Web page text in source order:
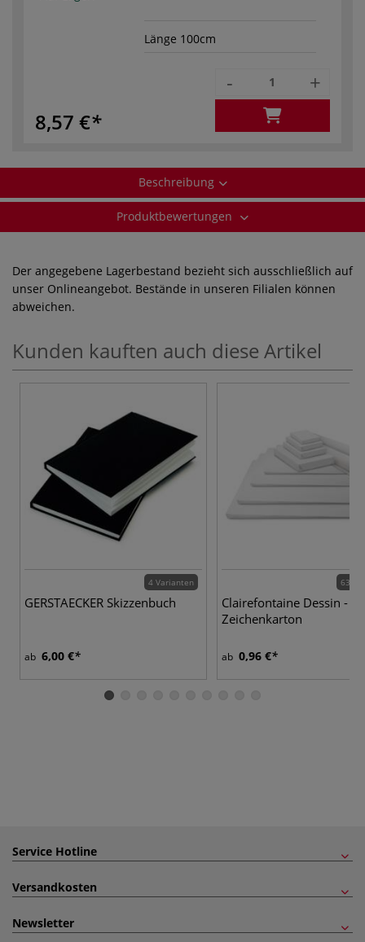
Länge 100cm
8,57 €
- +
Beschreibung
Produktbewertungen
Der angegebene Lagerbestand bezieht sich ausschließlich auf
unser Onlineangebot. Bestände in unseren Filialen können
abweichen.
Kunden kauften auch diese Artikel
4 Varianten
GERSTAECKER Skizzenbuch
ab 6,00 €
63
Clairefontaine Dessin -
Zeichenkarton
ab 0,96 €
Service Hotline
Versandkosten
Newsletter